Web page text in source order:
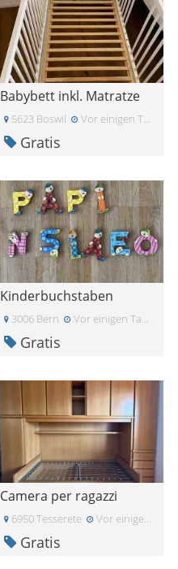
Babybett inkl. Matratze
5623 Boswil Vor einigen Tagen
Gratis
Kinderbuchstaben
3006 Bern Vor einigen Tagen
Gratis
Camera per ragazzi
6950 Tesserete Vor einigen Tagen
Gratis